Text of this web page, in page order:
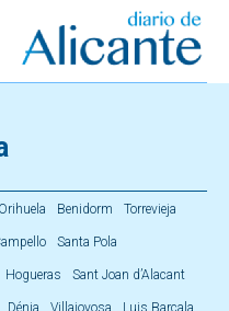
Orihuela Benidorm Torrevieja
Santa Pola
Hogueras Sant Joan d’Alacant
Dénia Villajoyosa Luis Barcala